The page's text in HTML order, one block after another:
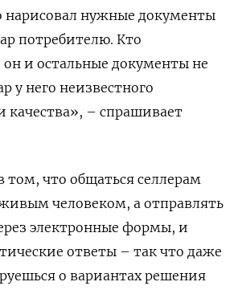
нарисовал нужные документы
потребителю. Кто
он и остальные документы не
у него неизвестного
качества», – спрашивает
что общаться селлерам
человеком, а отправлять
электронные формы, и
ответы – так что даже
о вариантах решения